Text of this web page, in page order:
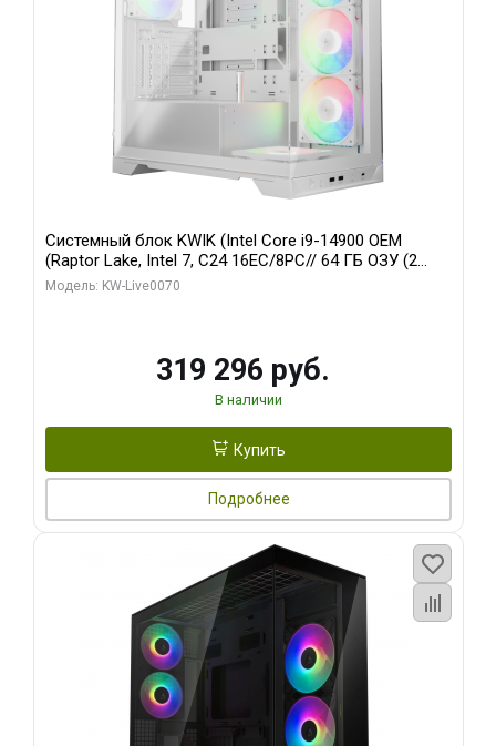
Системный блок KWIK (Intel Core i9-14900 OEM
(Raptor Lake, Intel 7, C24 16EC/8PC// 64 ГБ ОЗУ (2
модуля)/ Gigabyte RTX5080 XTREME WATERFORCE
Модель: KW-Live0070
319 296 руб.
В наличии
Купить
Подробнее